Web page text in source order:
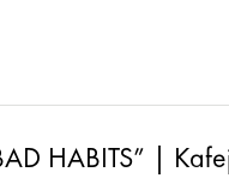
HABITS” |